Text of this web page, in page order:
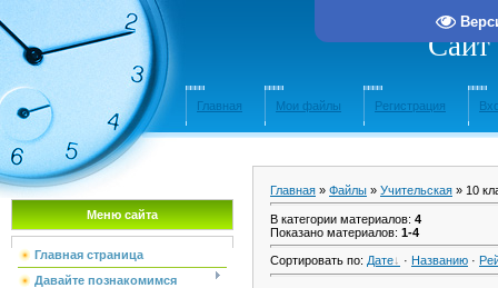
Сайт
Главная Мои файлы Регистрация
Меню сайта
Главная страница
Давайте познакомимся
Главная » Файлы » Учительская » 10
В категории материалов: 4
Показано материалов: 1-4
Сортировать по: Дате · Названию ·